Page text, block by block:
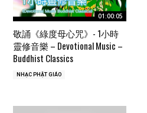
01:00:05
敬誦《綠度母心咒》- 1小時
靈修音樂 – Devotional Music –
Buddhist Classics
NHẠC PHẬT GIÁO